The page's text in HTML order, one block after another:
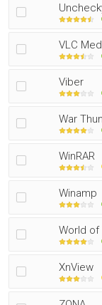
VLC
Viber
War
WinRAR
Winamp
World of
XnView